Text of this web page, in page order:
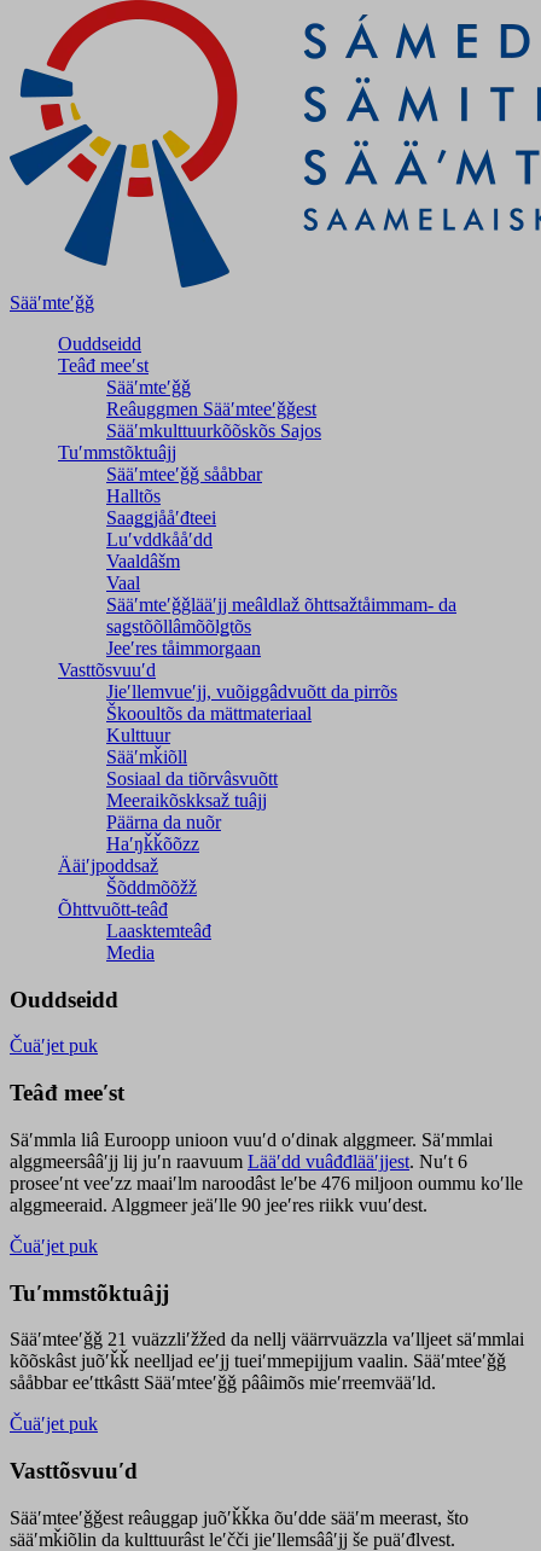
Sääʹmteʹǧǧ
Ouddseidd
Teâđ meeʹst
Sääʹmteʹǧǧ
Reâuggmen Sääʹmteeʹǧǧest
Sääʹmkulttuurkõõskõs Sajos
Tuʹmmstõktuâjj
Sääʹmteeʹǧǧ sååbbar
Halltõs
Saaǥǥjååʹđteei
Luʹvddkååʹdd
Vaaldâšm
Vaal
Sääʹmteʹǧǧlääʹjj meâldlaž õhttsažtåimmam- da
saǥstõõllâmõõlǥtõs
Jeeʹres tåimmorgaan
Vasttõsvuuʹd
Jieʹllemvueʹjj, vuõiggâdvuõtt da pirrõs
Škooultõs da mättmateriaal
Kulttuur
Sääʹmǩiõll
Sosiaal da tiõrvâsvuõtt
Meeraikõskksaž tuâjj
Päärna da nuõr
Haʹŋǩǩõõzz
Ääiʹjpoddsaž
Šõddmõõžž
Õhttvuõtt-teâđ
Laasktemteâđ
Media
Ouddseidd
Čuäʹjet puk
Teâđ meeʹst
Säʹmmla liâ Euroopp unioon vuuʹd oʹdinak alggmeer. Säʹmmlai
alggmeersââʹjj lij juʹn raavuum Lääʹdd vuâđđlääʹjjest. Nuʹt 6
proseeʹnt veeʹzz maaiʹlm naroodâst leʹbe 476 miljoon oummu koʹlle
alggmeeraid. Alggmeer jeäʹlle 90 jeeʹres riikk vuuʹdest.
Čuäʹjet puk
Tuʹmmstõktuâjj
Sääʹmteeʹǧǧ 21 vuäzzliʹžžed da nellj väärrvuäzzla vaʹlljeet säʹmmlai
kõõskâst juõʹǩǩ neelljad eeʹjj tueiʹmmepijjum vaalin. Sääʹmteeʹǧǧ
sååbbar eeʹttkâstt Sääʹmteeʹǧǧ pââimõs mieʹrreemvääʹld.
Čuäʹjet puk
Vasttõsvuuʹd
Sääʹmteeʹǧǧest reâuggap juõʹǩǩka õuʹdde sääʹm meerast, što
sääʹmǩiõlin da kulttuurâst leʹčči jieʹllemsââʹjj še puäʹđlvest.